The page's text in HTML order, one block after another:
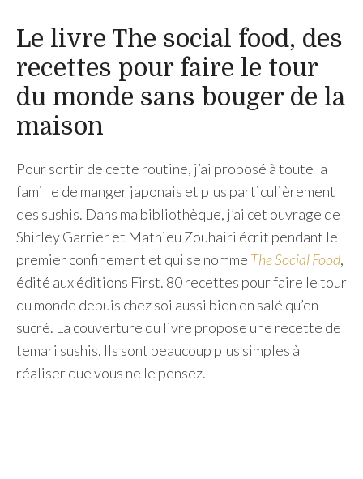
Le livre The social food, des
recettes pour faire le tour
du monde sans bouger de la
maison
Pour sortir de cette routine, j’ai proposé à toute la
famille de manger japonais et plus particulièrement
des sushis. Dans ma bibliothèque, j’ai cet ouvrage de
Shirley Garrier et Mathieu Zouhairi écrit pendant le
premier confinement et qui se nomme The Social Food,
édité aux éditions First. 80 recettes pour faire le tour
du monde depuis chez soi aussi bien en salé qu’en
sucré. La couverture du livre propose une recette de
temari sushis. Ils sont beaucoup plus simples à
réaliser que vous ne le pensez.